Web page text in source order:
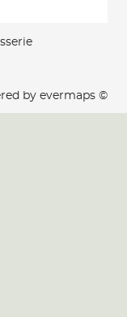
by evermaps ©